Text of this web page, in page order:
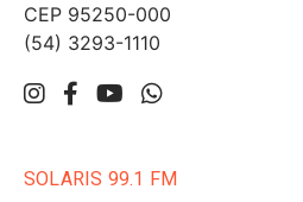
CEP 95250-000
(54) 3293-1110
SOLARIS 99.1 FM